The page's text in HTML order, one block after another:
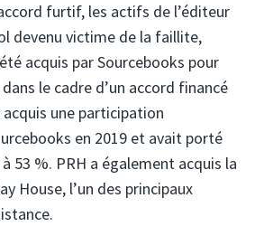
furtif, les actifs de l’éditeur
devenu victime de la faillite,
acquis par Sourcebooks pour
le cadre d’un accord financé
acquis une participation
en 2019 et avait porté
53 %. PRH a également acquis la
House, l’un des principaux